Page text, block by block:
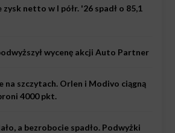
zysk netto w I półr. '26 spadł o 85,1
wycenę akcji Auto Partner
na szczytach. Orlen i Modivo ciągną
4000 pkt.
a bezrobocie spadło. Podwyżki